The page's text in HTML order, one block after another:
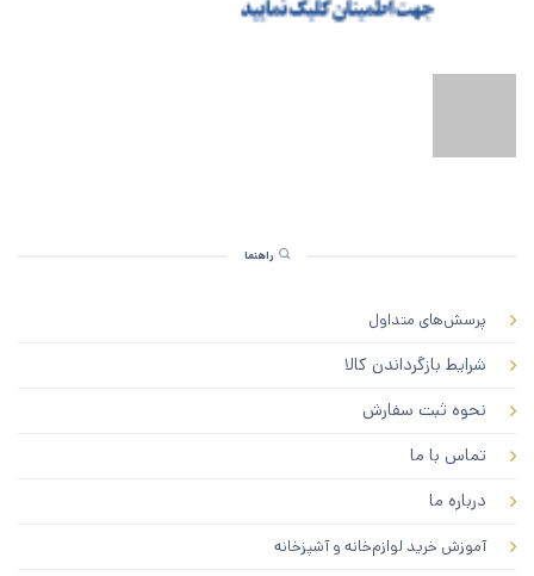
راهنما
پرسش‌های متداول
شرایط بازگرداندن کالا
نحوه ثبت سفارش
تماس با ما
درباره ما
آموزش خرید لوازم‌خانه و آشپزخانه